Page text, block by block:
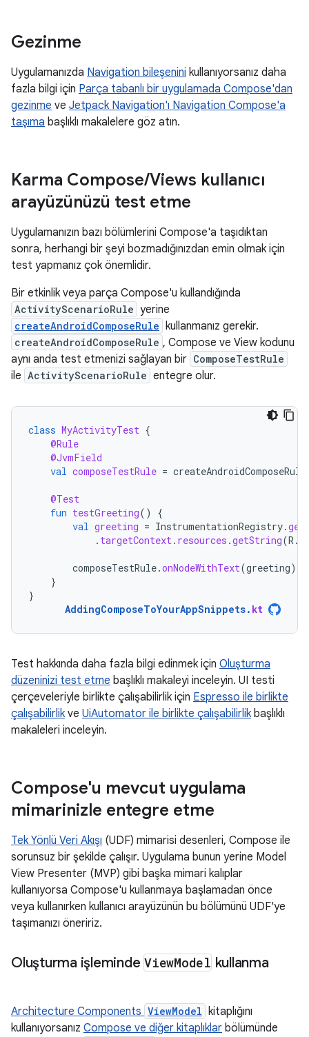
Gezinme
Uygulamanızda Navigation bileşenini kullanıyorsanız daha
fazla bilgi için Parça tabanlı bir uygulamada Compose'dan
gezinme ve Jetpack Navigation'ı Navigation Compose'a
taşıma başlıklı makalelere göz atın.
Karma Compose/Views kullanıcı
arayüzünüzü test etme
Uygulamanızın bazı bölümlerini Compose'a taşıdıktan
sonra, herhangi bir şeyi bozmadığınızdan emin olmak için
test yapmanız çok önemlidir.
Bir etkinlik veya parça Compose'u kullandığında
ActivityScenarioRule yerine
createAndroidComposeRule kullanmanız gerekir.
createAndroidComposeRule , Compose ve View kodunu
aynı anda test etmenizi sağlayan bir ComposeTestRule
ile ActivityScenarioRule entegre olur.
class MyActivityTest {
@Rule
@JvmField
val composeTestRule =
@Test
fun testGreeting()
{
val greeting = InstrumentationRegistry.
. targetContext. resources .getString(R .
composeTestRule.onNodeWithText(greeting).
}
}
AddingComposeToYourAppSnippets. kt
Test hakkında daha fazla bilgi edinmek için Oluşturma
düzeninizi test etme başlıklı makaleyi inceleyin. UI testi
çerçeveleriyle birlikte çalışabilirlik için Espresso ile birlikte
çalışabilirlikve UiAutomator ile birlikte çalışabilirlikbaşlıklı
makaleleri inceleyin.
Compose'u mevcut uygulama
mimarinizle entegre etme
Tek Yönlü Veri Akışı (UDF) mimarisi desenleri, Compose ile
sorunsuz bir şekilde çalışır. Uygulama bunun yerine Model
View Presenter (MVP) gibi başka mimari kalıplar
kullanıyorsa Compose'u kullanmaya başlamadan önce
veya kullanırken kullanıcı arayüzünün bu bölümünü UDF'ye
taşımanızı öneririz.
Oluşturma işleminde ViewModel kullanma
Architecture Components ViewModel kitaplığını
kullanıyorsanız Compose ve diğer kitaplıklar bölümünde